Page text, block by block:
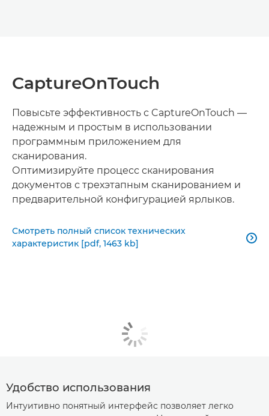
CaptureOnTouch
Повысьте эффективность с CaptureOnTouch —
надежным и простым в использовании
программным приложением для
сканирования.
Оптимизируйте процесс сканирования
документов с трехэтапным сканированием и
предварительной конфигурацией ярлыков.
Смотреть полный список технических
характеристик [pdf, 1463 kb]

Удобство использования
Интуитивно понятный интерфейс позволяет легко